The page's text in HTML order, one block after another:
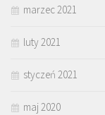
marzec 2021
luty 2021
styczeń 2021
maj 2020